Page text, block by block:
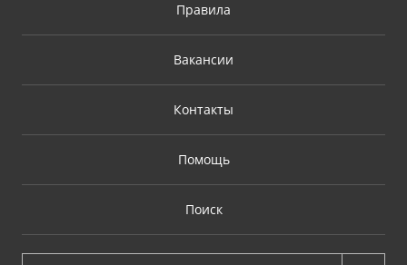
Правила
Вакансии
Контакты
Помощь
Поиск